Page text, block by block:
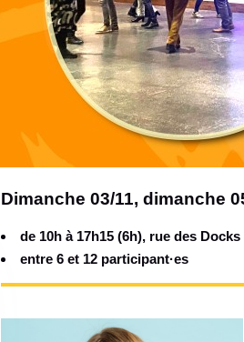
Dimanche 03/11, dimanche
de 10h à 17h15 (6h), rue des Docks
entre 6 et 12 participant·es